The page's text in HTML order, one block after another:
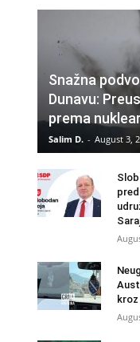
Snažna
Dunavu:
prema
Salim D. - August 3,
kroz